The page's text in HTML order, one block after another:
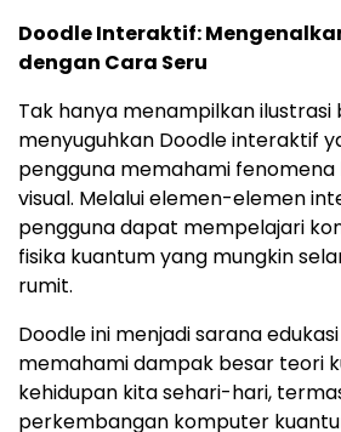
Doodle Interaktif:
dengan Cara Seru
Tak hanya menampilkan ilustrasi
menyuguhkan Doodle interaktif
pengguna memahami
visual. Melalui elemen-elemen
pengguna dapat mempelajari
fisika kuantum yang mungkin
rumit.
Doodle ini menjadi sarana
memahami dampak besar teori
kehidupan kita sehari-hari,
perkembangan komputer